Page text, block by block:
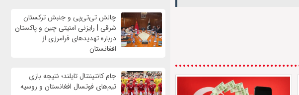
چالش تی‌تی‌پی و جنبش ترکستان
شرقی | رایزنی امنیتی چین و پاکستان
درباره تهدیدهای فرامرزی از
افغانستان
جام کانتیننتال تایلند؛ نتیجه بازی
تیم‌های فوتسال افغانستان و روسیه